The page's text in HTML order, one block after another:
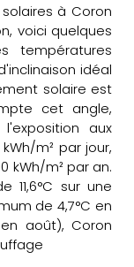
à Coron
voici quelques
températures
idéal
solaire est
cet angle,
aux
m² par jour,
kWh/m² par an.
11,6°C sur une
de 4,7°C en
août), Coron